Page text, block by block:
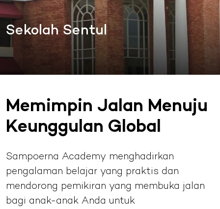
Sekolah Sentul
Memimpin Jalan Menuju
Keunggulan Global
Sampoerna Academy menghadirkan
pengalaman belajar yang praktis dan
mendorong pemikiran yang membuka jalan
bagi anak-anak Anda untuk